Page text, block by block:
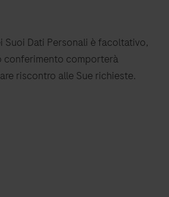
Suoi Dati Personali è facoltativo,
conferimento comporterà
riscontro alle Sue richieste.